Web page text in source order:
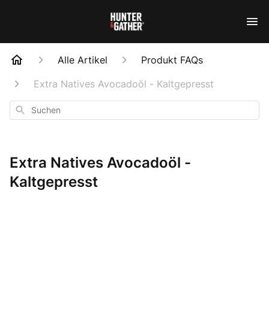
Alle Artikel
Produkt FAQs
Extra Natives Avocadoöl - Kaltgepresst
Suchen
Extra Natives Avocadoöl -
Kaltgepresst